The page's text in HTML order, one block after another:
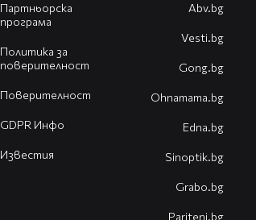
Партньорска
програма
Политика за
поверителност
Поверителност
GDPR Инфо
Известия
Abv.bg
Vesti.bg
Gong.bg
Оhnamama.bg
Edna.bg
Sinoptik.bg
Grabo.bg
Pariteni.bg